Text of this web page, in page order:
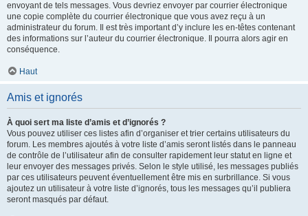
envoyant de tels messages. Vous devriez envoyer par courrier électronique
une copie complète du courrier électronique que vous avez reçu à un
administrateur du forum. Il est très important d’y inclure les en-têtes contenant
des informations sur l’auteur du courrier électronique. Il pourra alors agir en
conséquence.
Haut
Amis et ignorés
À quoi sert ma liste d’amis et d’ignorés ?
Vous pouvez utiliser ces listes afin d’organiser et trier certains utilisateurs du
forum. Les membres ajoutés à votre liste d’amis seront listés dans le panneau
de contrôle de l’utilisateur afin de consulter rapidement leur statut en ligne et
leur envoyer des messages privés. Selon le style utilisé, les messages publiés
par ces utilisateurs peuvent éventuellement être mis en surbrillance. Si vous
ajoutez un utilisateur à votre liste d’ignorés, tous les messages qu’il publiera
seront masqués par défaut.